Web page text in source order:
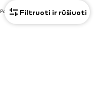
Paskutinė mažiausia kaina:179,00 €
Filtruoti ir rūšiuoti